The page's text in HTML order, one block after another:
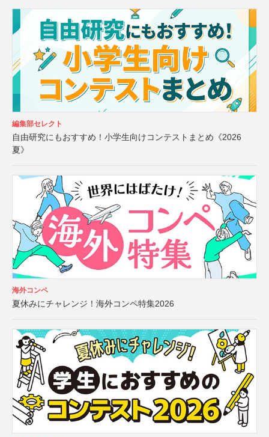
編集部セレクト
自由研究にもおすすめ！小学生向けコンテストまとめ《2026
夏》
海外コンペ
夏休みにチャレンジ！海外コンペ特集2026